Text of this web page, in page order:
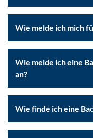
Wie melde ich mich
Wie melde ich eine
an?
Wie finde ich eine